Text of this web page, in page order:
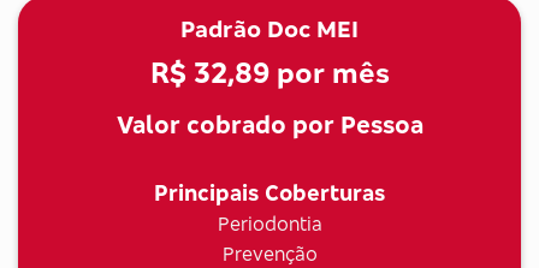
Padrão Doc MEI
R$ 32,89por mês
Valor cobrado por Pessoa
Principais Coberturas
Periodontia
Prevenção